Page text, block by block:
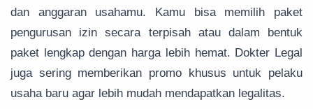
dan anggaran usahamu. Kamu bisa memilih paket
pengurusan izin secara terpisah atau dalam bentuk
paket lengkap dengan harga lebih hemat. Dokter Legal
juga sering memberikan promo khusus untuk pelaku
usaha baru agar lebih mudah mendapatkan legalitas.